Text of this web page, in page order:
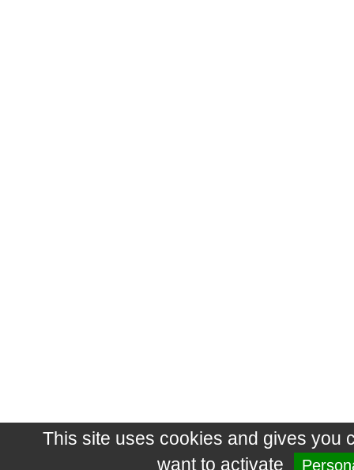
This site uses cookies and gives you
want to activate